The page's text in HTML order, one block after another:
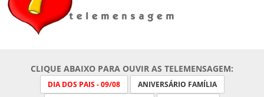
CLIQUE ABAIXO PARA OUVIR AS TELEMENSAGEM:
DIA DOS PAIS - 09/08
ANIVERSÁRIO FAMÍLIA